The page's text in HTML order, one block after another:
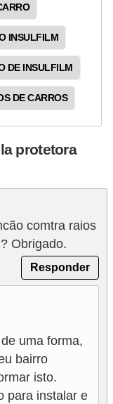
INSULFILM
DE INSULFILM
DE CARROS
protetora
comtra raios
Obrigado.
Responder
uma forma,
bairro
isto.
para instalar e